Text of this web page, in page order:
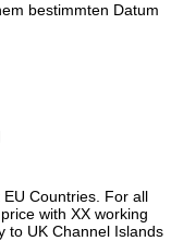
bestimmten Datum
Countries. For all
with XX working
to UK Channel Islands